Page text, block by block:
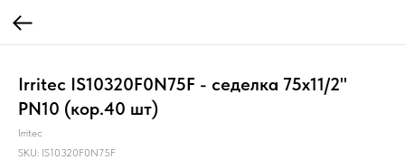
Irritec IS10320F0N75F - седелка 75х11/2"
PN10 (кор.40 шт)
Irritec
SKU: IS10320F0N75F